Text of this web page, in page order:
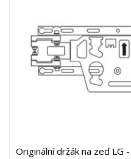
Originální držák na zeď LG